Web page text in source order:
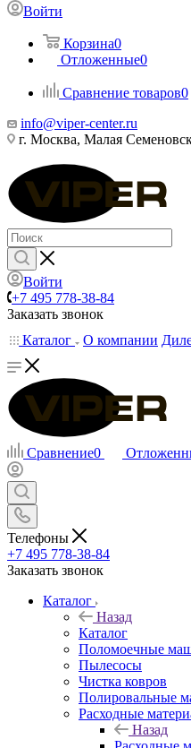
Войти
Корзина0
Отложенные0
Сравнение товаров0
info@viper-center.ru
г. Москва, Малая
Войти
+7 495 778-38-84
Заказать звонок
Каталог
О компании
Сравнение0
Телефоны
+7 495 778-38-84
Заказать звонок
Каталог
Назад
Каталог
Поломоечные
Пылесосы
Чистка ковров
Полировальные
Расходные
Назад